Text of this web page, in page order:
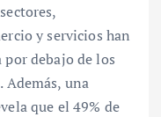
y servicios han
debajo de los
Además, una
que el 49% de